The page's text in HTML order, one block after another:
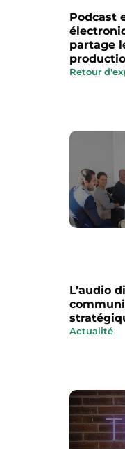
Podcast
partage
Retour
L’audio
Actualité